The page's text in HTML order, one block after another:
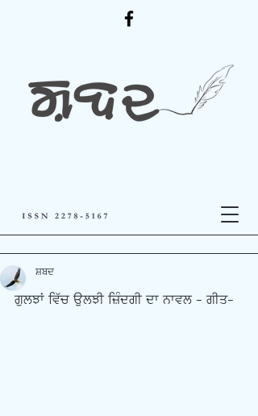
ਸ਼ਬਦ
ਗੁਲਝਾਂ ਵਿੱਚ ਉਲਝੀ ਜ਼ਿੰਦਗੀ ਦਾ ਨਾਵਲ - ਗੀਤ-